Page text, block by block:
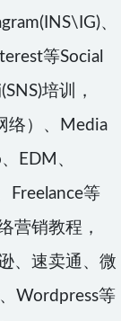
、
等Social
培训，
络）、Media
EDM、
Freelance等
营销教程，
、速卖通、微
Wordpress等